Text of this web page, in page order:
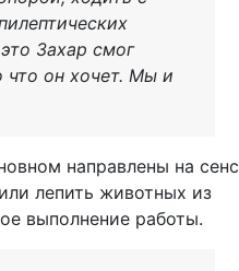
Захар смог
что он хочет. Мы и
направлены на
лепить животных из
выполнение работы.